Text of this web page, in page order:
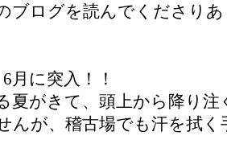
ブログを読んでくださり
月に突入！！
夏がきて、頭上から降り注
んが、稽古場でも汗を拭く